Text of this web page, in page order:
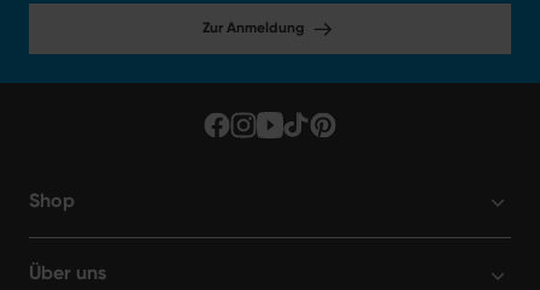
Zur Anmeldung
Shop
Über uns